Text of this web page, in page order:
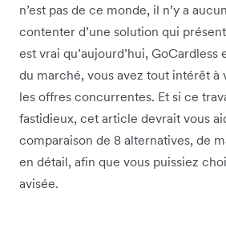
n’est pas de ce monde, il n’y a
contenter d’une solution qui
est vrai qu’aujourd’hui, GoCardless
du marché, vous avez tout intérêt à
les offres concurrentes. Et si ce
fastidieux, cet article devrait vous
comparaison de 8 alternatives, de
en détail, afin que vous puissiez
avisée.